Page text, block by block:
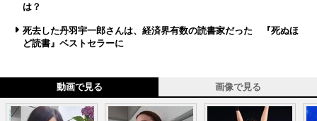
は？
死去した丹羽宇一郎さんは、経済界有数の読書家だった 『死ぬほ
ど読書』ベストセラーに
動画で見る 画像で見る